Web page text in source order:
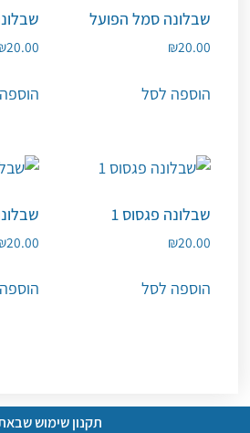
שבלונה סמל הפועל
₪20.00
הוספה לסל
20.00
שבלונה פגסוס 1
₪20.00
הוספה לסל
20.00
תקנון שימוש